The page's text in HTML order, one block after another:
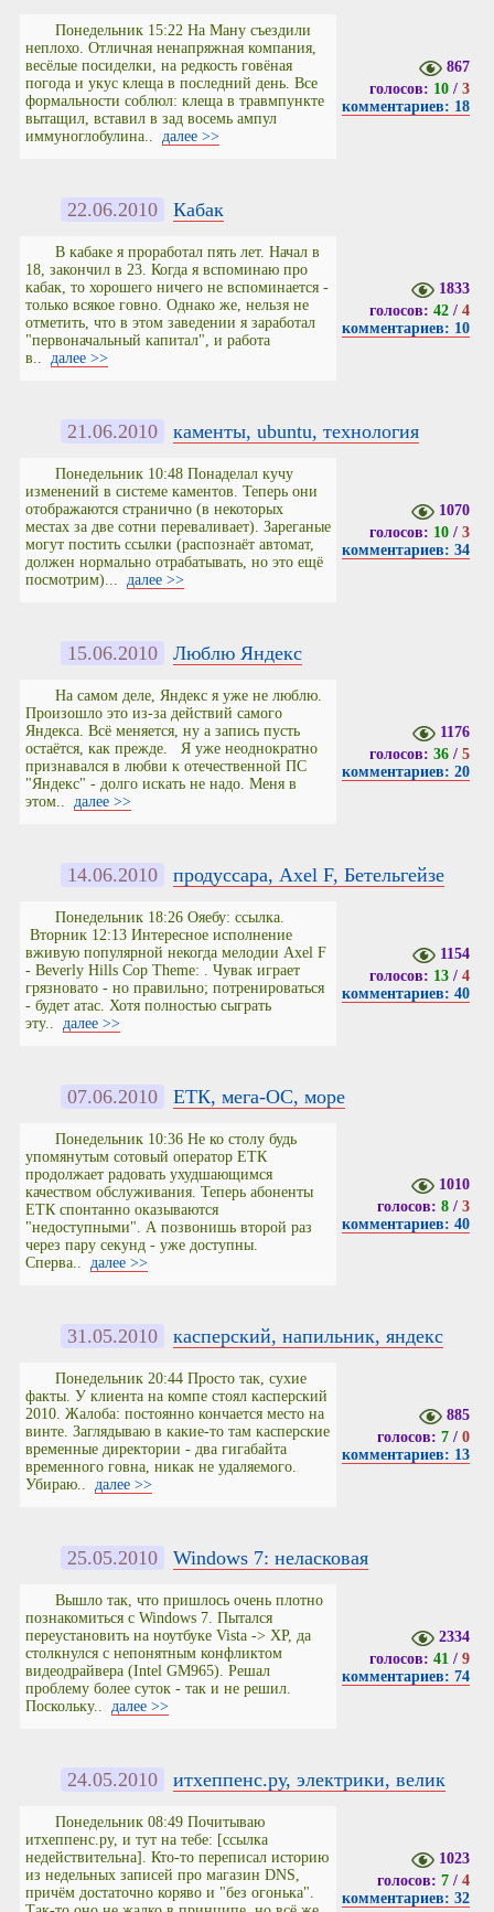
Понедельник 15:22 На Ману съездили
неплохо. Отличная ненапряжная компания,
весёлые посиделки, на редкость говёная
погода и укус клеща в последний день. Все
формальности соблюл: клеща в травмпункте
вытащил, вставил в зад восемь ампул
иммуноглобулина.. далее >>
867
голосов: 10/ 3
комментариев: 18
22.06.2010 Кабак
В кабаке я проработал пять лет. Начал в
18, закончил в 23. Когда я вспоминаю про
кабак, то хорошего ничего не вспоминается -
только всякое говно. Однако же, нельзя не
отметить, что в этом заведении я заработал
"первоначальный капитал", и работа
в.. далее >>
1833
голосов: 42/ 4
комментариев: 10
21.06.2010 каменты, ubuntu, технология
Понедельник 10:48 Понаделал кучу
изменений в системе каментов. Теперь они
отображаются странично (в некоторых
местах за две сотни переваливает). Зареганые
могут постить ссылки (распознаёт автомат,
должен нормально отрабатывать, но это ещё
посмотрим)... далее >>
1070
голосов: 10/ 3
комментариев: 34
15.06.2010 Люблю Яндекс
На самом деле, Яндекс я уже не люблю.
Произошло это из-за действий самого
Яндекса. Всё меняется, ну а запись пусть
остаётся, как прежде. Я уже неоднократно
признавался в любви к отечественной ПС
"Яндекс" - долго искать не надо. Меня в
этом.. далее >>
1176
голосов: 36/ 5
комментариев: 20
14.06.2010 продуссара, Axel F, Бетельгейзе
Понедельник 18:26 Ояебу: ссылка.
Вторник 12:13 Интересное исполнение
вживую популярной некогда мелодии Axel F
- Beverly Hills Cop Theme: . Чувак играет
грязновато - но правильно; потренироваться
- будет атас. Хотя полностью сыграть
эту.. далее >>
1154
голосов: 13/ 4
комментариев: 40
07.06.2010 ЕТК, мега-ОС, море
Понедельник 10:36 Не ко столу будь
упомянутым сотовый оператор ЕТК
продолжает радовать ухудшающимся
качеством обслуживания. Теперь абоненты
ЕТК спонтанно оказываются
"недоступными". А позвонишь второй раз
через пару секунд - уже доступны.
Сперва.. далее >>
1010
голосов: 8/ 3
комментариев: 40
31.05.2010 касперский, напильник, яндекс
Понедельник 20:44 Просто так, сухие
факты. У клиента на компе стоял касперский
2010. Жалоба: постоянно кончается место на
винте. Заглядываю в какие-то там касперские
временные директории - два гигабайта
временного говна, никак не удаляемого.
Убираю.. далее >>
885
голосов: 7/ 0
комментариев: 13
25.05.2010 Windows 7: неласковая
Вышло так, что пришлось очень плотно
познакомиться с Windows 7. Пытался
переустановить на ноутбуке Vista -> XP, да
столкнулся с непонятным конфликтом
видеодрайвера (Intel GM965). Решал
проблему более суток - так и не решил.
Поскольку.. далее >>
2334
голосов: 41 / 9
комментариев: 74
24.05.2010 итхеппенс.ру, электрики, велик
Понедельник 08:49 Почитываю
итхеппенс.ру, и тут на тебе: [ссылка
недействительна]. Кто-то переписал историю
из недельных записей про магазин DNS,
причём достаточно коряво и "без огонька".
1023
голосов: 7/ 4
комментариев: 32